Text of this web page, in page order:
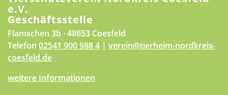
e.V.
Geschäftsstelle
Flamschen 3b · 48653 Coesfeld
Telefon 02541 900 988 4 | verein@tierheim-nordkreis-
coesfeld.de
weitere Informationen